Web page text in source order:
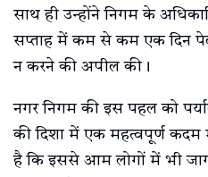
साथ ही उन्होंने निगम के
सप्ताह में कम से कम एक दिन
न करने की अपील की।
नगर निगम की इस पहल को
की दिशा में एक महत्वपूर्ण कदम
है कि इससे आम लोगों में भी